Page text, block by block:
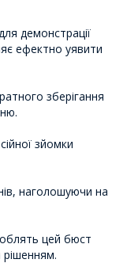
демонстрації
ефектно уявити
зберігання
зйомки
наголошуючи на
цей бюст